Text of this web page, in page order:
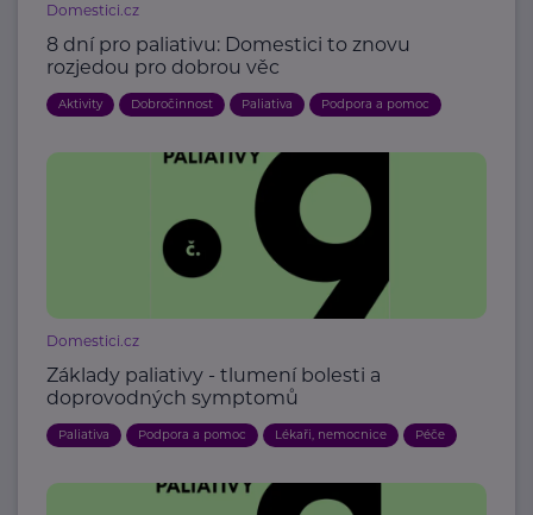
Domestici.cz
8 dní pro paliativu: Domestici to znovu
rozjedou pro dobrou věc
Aktivity Dobročinnost Paliativa Podpora a pomoc
Domestici.cz
Základy paliativy - tlumení bolesti a
doprovodných symptomů
Paliativa Podpora a pomoc Lékaři, nemocnice Péče